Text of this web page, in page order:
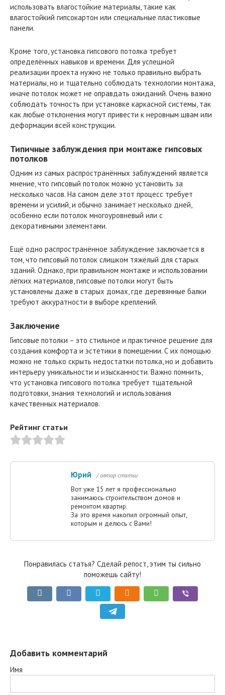
использовать влагостойкие материалы, такие как
влагостойкий гипсокартон или специальные пластиковые
панели.
Кроме того, установка гипсового потолка требует
определённых навыков и времени. Для успешной
реализации проекта нужно не только правильно выбрать
материалы, но и тщательно соблюдать технологии монтажа,
иначе потолок может не оправдать ожиданий. Очень важно
соблюдать точность при установке каркасной системы, так
как любые отклонения могут привести к неровным швам или
деформации всей конструкции.
Типичные заблуждения при монтаже гипсовых
потолков
Одним из самых распространённых заблуждений является
мнение, что гипсовый потолок можно установить за
несколько часов. На самом деле этот процесс требует
времени и усилий, и обычно занимает несколько дней,
особенно если потолок многоуровневый или с
декоративными элементами.
Ещё одно распространённое заблуждение заключается в
том, что гипсовый потолок слишком тяжёлый для старых
зданий. Однако, при правильном монтаже и использовании
лёгких материалов, гипсовые потолки могут быть
установлены даже в старых домах, где деревянные балки
требуют аккуратности в выборе креплений.
Заключение
Гипсовые потолки – это стильное и практичное решение для
создания комфорта и эстетики в помещении. С их помощью
можно не только скрыть недостатки потолка, но и добавить
интерьеру уникальности и изысканности. Важно помнить,
что установка гипсового потолка требует тщательной
подготовки, знания технологий и использования
качественных материалов.
Рейтинг статьи
Юрий / автор статьи
Вот уже 15 лет я профессионально
занимаюсь строительством домов и
ремонтом квартир.
За это время накопил огромный опыт,
которым и делюсь с Вами!
Понравилась статья? Сделай репост, этим ты сильно
поможешь сайту!
Добавить комментарий
Имя